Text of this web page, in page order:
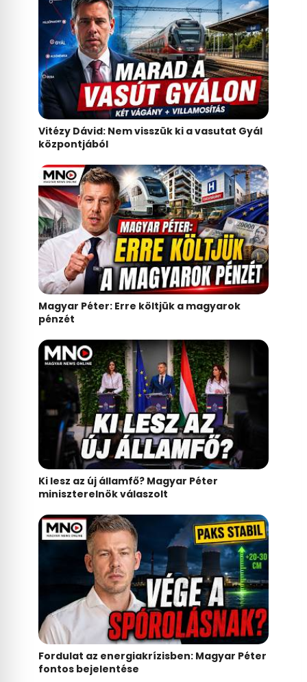
Vitézy Dávid: Nem visszük ki a vasutat Gyál
központjából
Magyar Péter: Erre költjük a magyarok
pénzét
Ki lesz az új államfő? Magyar Péter
miniszterelnök válaszolt
Fordulat az energiakrízisben: Magyar Péter
fontos bejelentése